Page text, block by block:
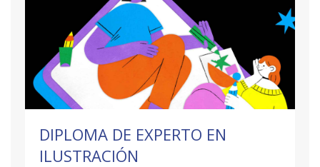
DIPLOMA DE EXPERTO EN
ILUSTRACIÓN